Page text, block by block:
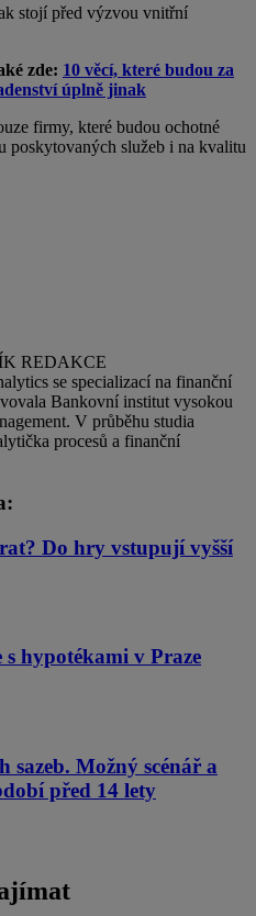
stojí před výzvou vnitřní
zde: 10 věcí, které budou za
úplně jinak
firmy, které budou ochotné
poskytovaných služeb i na kvalitu
REDAKCE
se specializací na finanční
Bankovní institut vysokou
V průběhu studia
procesů a finanční
Do hry vstupují vyšší
hypotékami v Praze
sazeb. Možný scénář a
před 14 lety